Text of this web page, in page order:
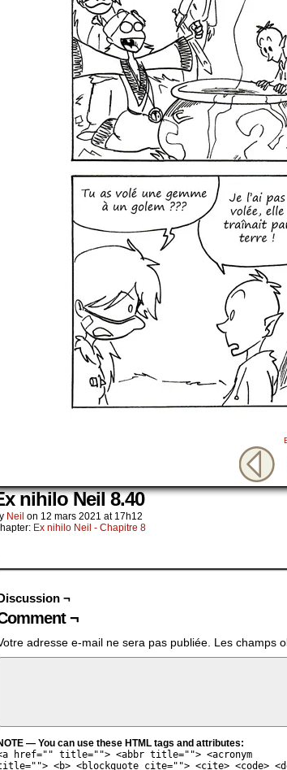
nihilo Neil 8.40
Neil on 12 mars 2021 at 17h12
Ex nihilo Neil - Chapitre 8
¬
¬
adresse e-mail ne sera pas publiée. Les champs
— You can use these HTML tags and attributes:
href="" title=""> <abbr title=""> <acronym
<b> <blockquote cite=""> <cite> <code>